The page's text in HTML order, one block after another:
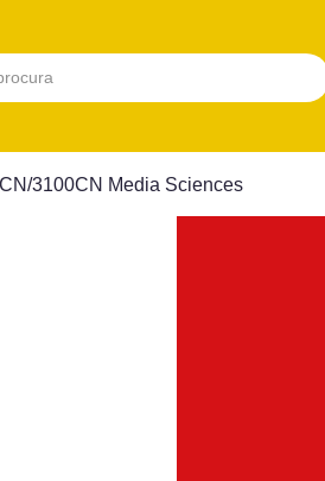
3100CN Media Sciences